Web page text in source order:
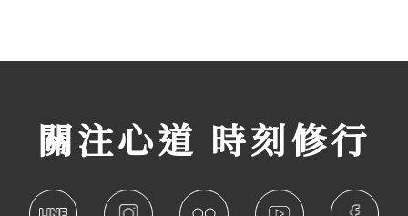
關注心道 時刻修行